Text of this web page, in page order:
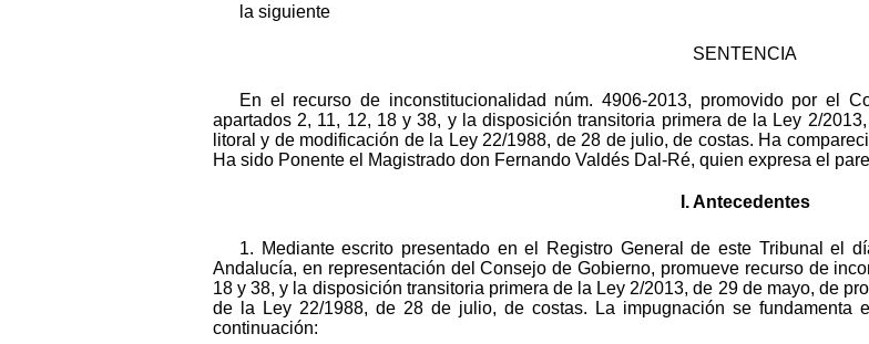
la siguiente
SENTENCIA
En el recurso de inconstitucionalidad núm. 4906-2013, promovido por el
apartados 2, 11, 12, 18 y 38, y la disposición transitoria primera de la Ley 2/
litoral y de modificación de la Ley 22/1988, de 28 de julio, de costas. Ha
Ha sido Ponente el Magistrado don Fernando Valdés Dal-Ré, quien expresa el
I. Antecedentes
1. Mediante escrito presentado en el Registro General de este Tribunal el
Andalucía, en representación del Consejo de Gobierno, promueve recurso de
18 y 38, y la disposición transitoria primera de la Ley 2/2013, de 29 de mayo, de
de la Ley 22/1988, de 28 de julio, de costas. La impugnación se fundamenta
continuación: